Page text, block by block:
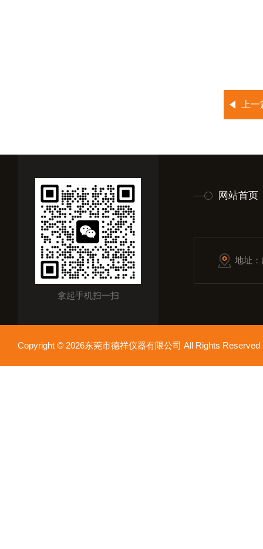
上
拿起手机扫一扫
网站首页
地址
Copyright © 2026东莞市德祥仪器有限公司 All Rights